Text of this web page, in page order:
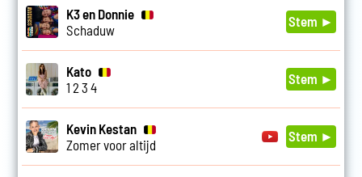
K3 en Donnie
Schaduw
Stem ►
Kato
1 2 3 4
Stem ►
Kevin Kestan
Zomer voor altijd
Stem ►